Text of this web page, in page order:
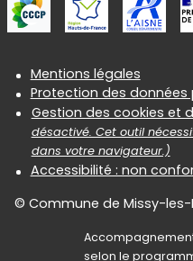
Informations
Mentions légales
Protection des données
Gestion des cookies et
désactivé. Cet outil
dans votre navigateur.)
Accessibilité : non
© Commune de Missy-les-
selon le